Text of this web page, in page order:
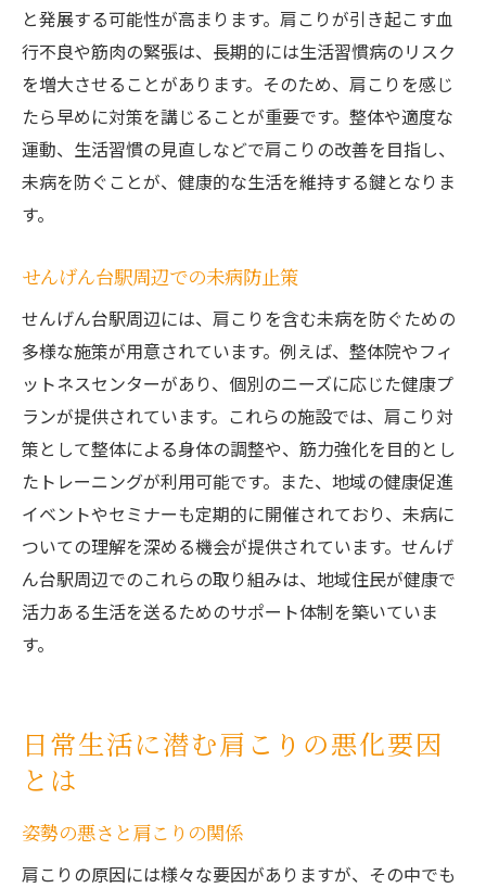
と発展する可能性が高まります。肩こりが引き起こす血
行不良や筋肉の緊張は、長期的には生活習慣病のリスク
を増大させることがあります。そのため、肩こりを感じ
たら早めに対策を講じることが重要です。整体や適度な
運動、生活習慣の見直しなどで肩こりの改善を目指し、
未病を防ぐことが、健康的な生活を維持する鍵となりま
す。
せんげん台駅周辺での未病防止策
せんげん台駅周辺には、肩こりを含む未病を防ぐための
多様な施策が用意されています。例えば、整体院やフィ
ットネスセンターがあり、個別のニーズに応じた健康プ
ランが提供されています。これらの施設では、肩こり対
策として整体による身体の調整や、筋力強化を目的とし
たトレーニングが利用可能です。また、地域の健康促進
イベントやセミナーも定期的に開催されており、未病に
ついての理解を深める機会が提供されています。せんげ
ん台駅周辺でのこれらの取り組みは、地域住民が健康で
活力ある生活を送るためのサポート体制を築いていま
す。
日常生活に潜む肩こりの悪化要因
とは
姿勢の悪さと肩こりの関係
肩こりの原因には様々な要因がありますが、その中でも